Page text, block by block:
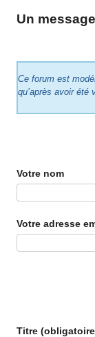
Un
Ce forum est
qu’après avoir été
Votre nom
Votre adresse
Titre